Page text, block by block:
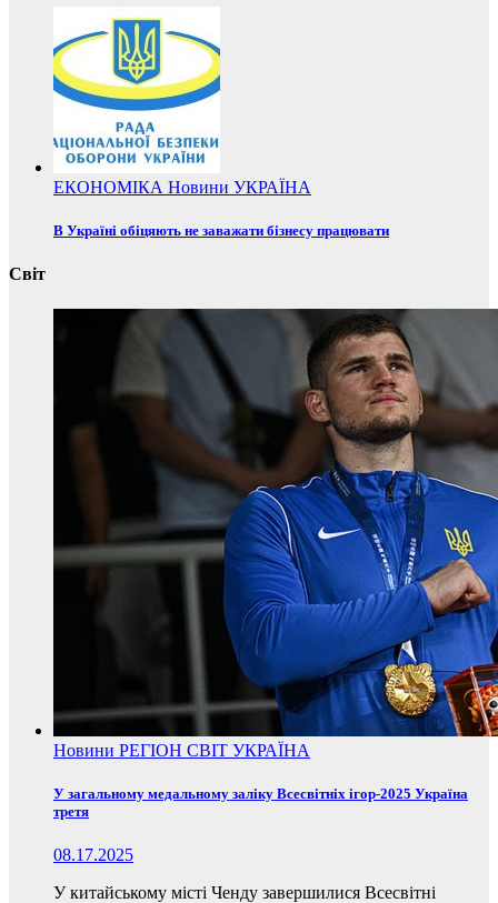
ЕКОНОМІКА Новини УКРАЇНА
В Україні обіцяють не заважати бізнесу працювати
Світ
Новини РЕГІОН СВІТ УКРАЇНА
У загальному медальному заліку Всесвітніх ігор-2025 Україна
третя
08.17.2025
У китайському місті Ченду завершилися Всесвітні